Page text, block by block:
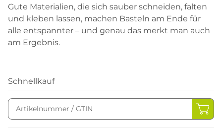
Gute Materialien, die sich sauber schneiden, falten
und kleben lassen, machen Basteln am Ende für
alle entspannter – und genau das merkt man auch
am Ergebnis.
Schnellkauf